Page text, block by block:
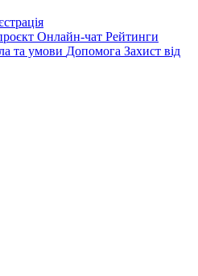
Онлайн-чат Рейтинги
та умови Допомога Захист від